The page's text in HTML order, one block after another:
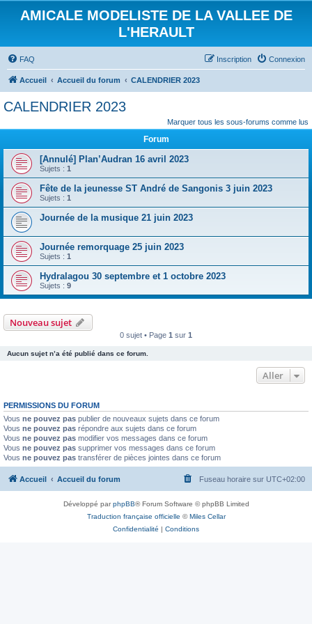
AMICALE MODELISTE DE LA VALLEE DE
L'HERAULT
FAQ Connexion
Inscription
Accueil Accueil du forum CALENDRIER 2023
CALENDRIER 2023
Marquer tous les sous-forums comme lus
Forum
[Annulé] Plan’Audran 16 avril 2023
Sujets : 1
Fête de la jeunesse ST André de Sangonis 3 juin 2023
Sujets : 1
Journée de la musique 21 juin 2023
Journée remorquage 25 juin 2023
Sujets : 1
Hydralagou 30 septembre et 1 octobre 2023
Sujets : 9
Nouveau sujet
0 sujet • Page 1 sur 1
Aucun sujet n’a été publié dans ce forum.
Aller
PERMISSIONS DU FORUM
Vous ne pouvez pas publier de nouveaux sujets dans ce forum
Vous ne pouvez pas répondre aux sujets dans ce forum
Vous ne pouvez pas modifier vos messages dans ce forum
Vous ne pouvez pas supprimer vos messages dans ce forum
Vous ne pouvez pas transférer de pièces jointes dans ce forum
Accueil Accueil du forum Fuseau horaire sur UTC+02:00
Développé parphpBB® Forum Software © phpBB Limited
Traduction française officielle ©Miles Cellar
Confidentialité | Conditions